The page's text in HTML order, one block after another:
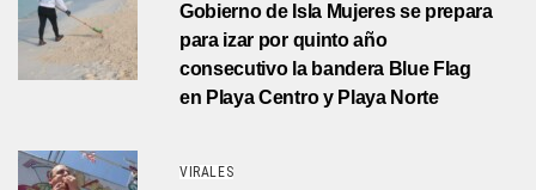
Gobierno de Isla Mujeres se prepara
para izar por quinto año
consecutivo la bandera Blue Flag
en Playa Centro y Playa Norte
VIRALES